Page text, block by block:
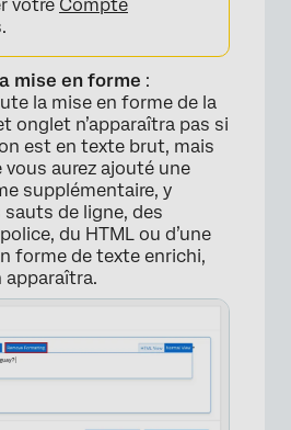
votre Compte
mise en forme :
la mise en forme de la
onglet n’apparaîtra pas si
est en texte brut, mais
aurez ajouté une
supplémentaire, y
de ligne, des
du HTML ou d’une
forme de texte enrichi,